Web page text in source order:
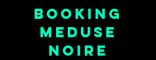
BOOKING
meduse
noire